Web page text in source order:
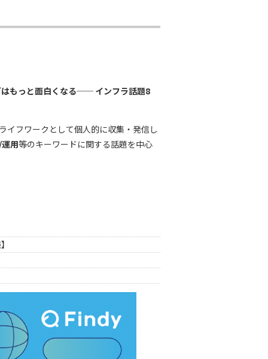
もっと面白くなる── インフラ話題8
イフワークとして個人的に収集・発信し
用等のキーワードに関する話題を中心